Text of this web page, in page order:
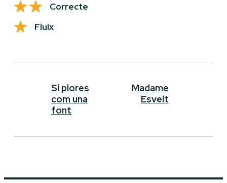
Correcte
Fluix
Si plores
com una
font
Madame
Esvelt